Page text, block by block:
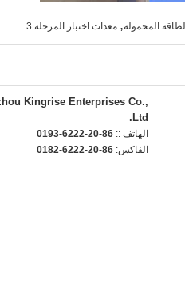
, معدات اختبار المرحلة 3
Kingrise Enterprises Co.,
Ltd.
الهاتف :: 86-20-6222-0193
الفاكس: 86-20-6222-0182